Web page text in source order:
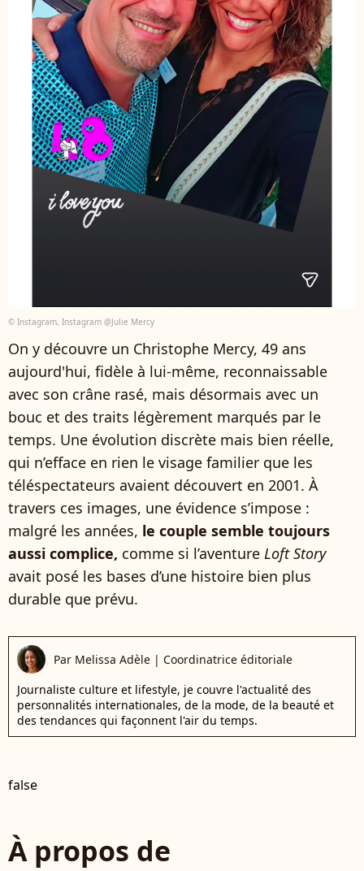
© Instagram, Instagram @Julie Mercy
On y découvre un Christophe Mercy, 49 ans
aujourd'hui, fidèle à lui-même, reconnaissable
avec son crâne rasé, mais désormais avec un
bouc et des traits légèrement marqués par le
temps. Une évolution discrète mais bien réelle,
qui n’efface en rien le visage familier que les
téléspectateurs avaient découvert en 2001. À
travers ces images, une évidence s’impose :
malgré les années, le couple semble toujours
aussi complice, comme si l’aventure Loft Story
avait posé les bases d’une histoire bien plus
durable que prévu.
Par Melissa Adèle | Coordinatrice éditoriale
Journaliste culture et lifestyle, je couvre l'actualité des
personnalités internationales, de la mode, de la beauté et
des tendances qui façonnent l'air du temps.
false
À propos de